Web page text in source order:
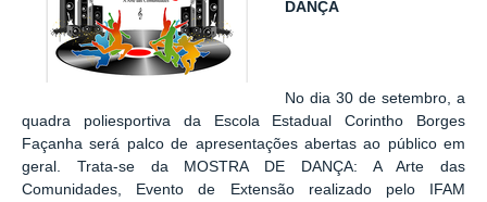
DANÇA
No dia 30 de setembro, a
quadra poliesportiva da Escola Estadual Corintho Borges
Façanha será palco de apresentações abertas ao público em
geral. Trata-se da MOSTRA DE DANÇA: A Arte das
Comunidades, Evento de Extensão realizado pelo IFAM